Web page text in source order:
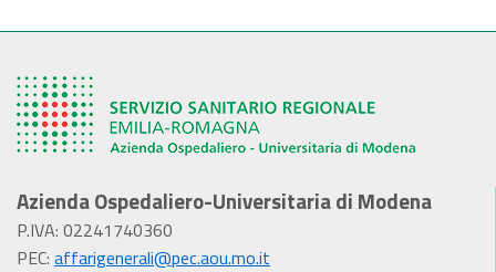
Azienda Ospedaliero-Universitaria di Modena
P.IVA: 02241740360
PEC: affarigenerali@pec.aou.mo.it